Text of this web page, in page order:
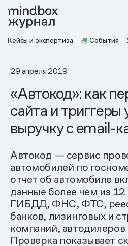
Кейсы и экспертиза События
29 апреля 2019
«Автокод»: как
сайта и триггеры
выручку с email-
Автокод — сервис
автомобилей по
отчет об автомобиле
данные более чем из 12
ГИБДД, ФНС, ФТС,
банков, лизинговых и
компаний, автодилеров
Проверка показывает